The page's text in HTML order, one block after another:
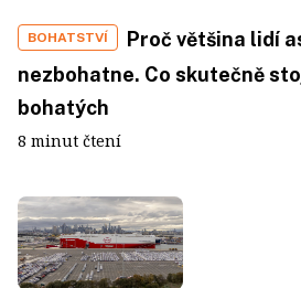
BOHATSTVÍ
Proč většina lidí
nezbohatne. Co skutečně
bohatých
8 minut čtení